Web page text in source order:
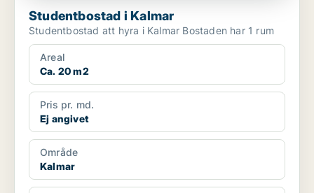
Studentbostad i Kalmar
Studentbostad att hyra i Kalmar Bostaden har 1 rum
Areal
Ca. 20 m2
Pris pr. md.
Ej angivet
Område
Kalmar